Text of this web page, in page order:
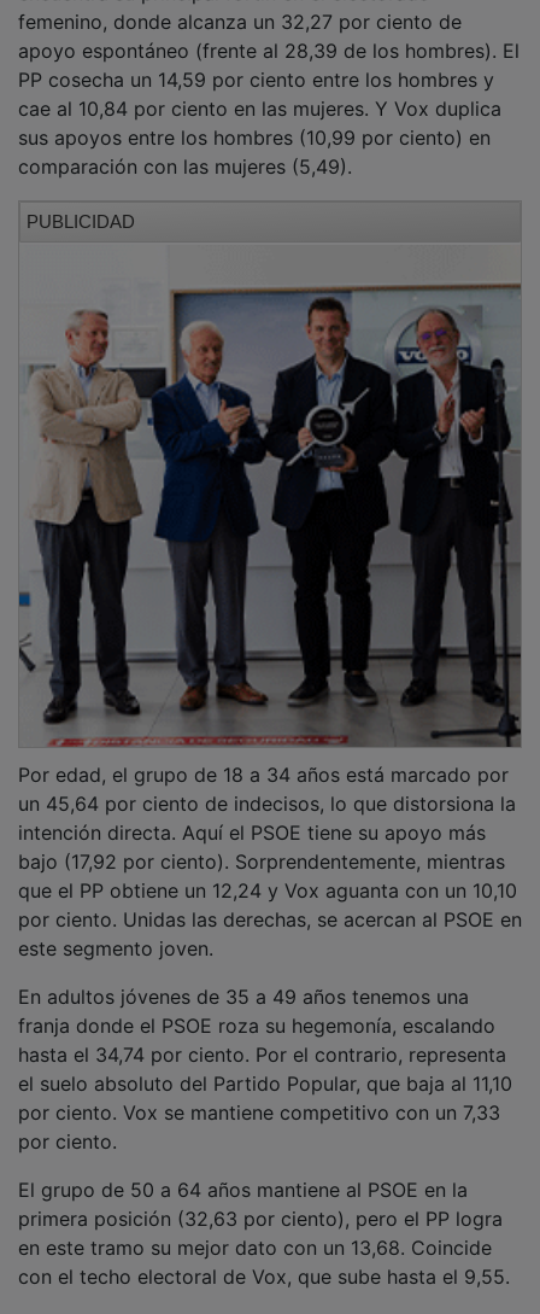
un 45,64 por ciento de indecisos, lo que distorsiona la
intención directa. Aquí el PSOE tiene su apoyo más
bajo (17,92 por ciento). Sorprendentemente, mientras
que el PP obtiene un 12,24 y Vox aguanta con un 10,10
por ciento. Unidas las derechas, se acercan al PSOE en
este segmento joven.
En adultos jóvenes de 35 a 49 años tenemos una
franja donde el PSOE roza su hegemonía, escalando
hasta el 34,74 por ciento. Por el contrario, representa
el suelo absoluto del Partido Popular, que baja al 11,10
por ciento. Vox se mantiene competitivo con un 7,33
por ciento.
El grupo de 50 a 64 años mantiene al PSOE en la
primera posición (32,63 por ciento), pero el PP logra
en este tramo su mejor dato con un 13,68. Coincide
El electorado sénior (mayores de 65) es el que menos
duda con un 20,87 por ciento de indecisos. En este
segmento, el PSOE toca techo con un 36,32 por
ciento. El PP se estanca en el 13,65 y Vox, se
desploma hasta el 5,25 por ciento.
Con todo, el PSOE autonómico mantendría una
ventaja en la provincia muy sólida en todos los
escenarios, con lo que saldría beneficiado del posible
incremento de un escaño en Guadalajara, que pasaría
de cinco a seis diputados (algo que se confirmará con
Mancha se componen de 33 diputados en estos
momentos: siete para Albacete y siete para Ciudad
Real; cinco para Cuenca y cinco para Guadalajara y
nueve para Toledo.